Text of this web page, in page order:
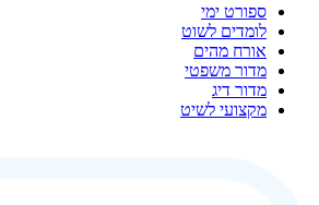
ספורט ימי
לומדים לשוט
אורח מהים
מדור משפטי
מדור דיג
מקצועי לשיט